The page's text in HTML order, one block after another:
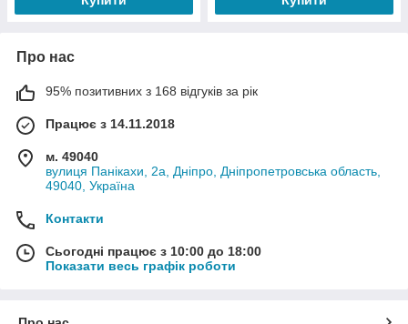
Про нас
95% позитивних з 168 відгуків за рік
Працює з 14.11.2018
м. 49040
вулиця Панікахи, 2а, Дніпро, Дніпропетровська область,
49040, Україна
Контакти
Сьогодні працює з 10:00 до 18:00
Показати весь графік роботи